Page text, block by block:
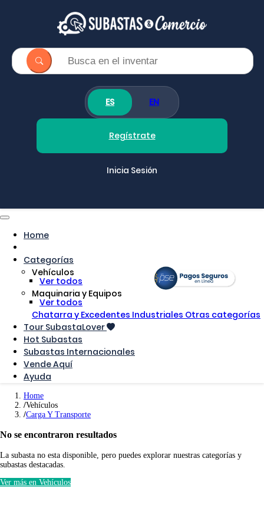
ES EN
Regístrate
Inicia Sesión
Home
Categorías
Vehículos
Ver todos
Maquinaria y Equipos
Ver todos
Chatarra y Excedentes Industriales Otras categorías
Tour SubastaLover
Hot Subastas
Subastas Internacionales
Vende Aquí
Ayuda
Home
Vehículos
Carga Y Transporte
No se encontraron resultados
La subasta no esta disponible, pero puedes explorar nuestras categorías y
subastas destacadas.
Ver más en Vehículos